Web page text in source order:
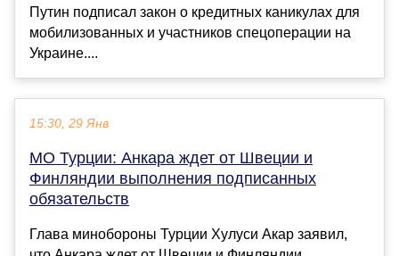
Путин подписал закон о кредитных каникулах для
мобилизованных и участников спецоперации на
Украине....
15:30, 29 Янв
МО Турции: Анкара ждет от Швеции и
Финляндии выполнения подписанных
обязательств
Глава минобороны Турции Хулуси Акар заявил,